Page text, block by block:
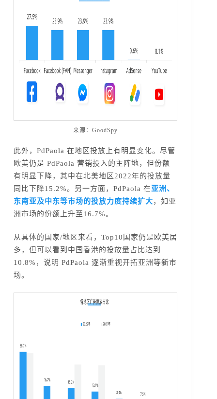
来源：GoodSpy
此外，PdPaola 在地区投放上有明显变化。尽管
欧美仍是 PdPaola 营销投入的主阵地，但份额
有明显下降，其中在北美地区2022年的投放量
同比下降15.2%。另一方面，PdPaola 在亚洲、
东南亚及中东等市场的投放力度持续扩大，如亚
洲市场的份额上升至16.7%。
从具体的国家/地区来看，Top10国家仍是欧美居
多，但可以看到中国香港的投放量占比达到
10.8%，说明 PdPaola 逐渐重视开拓亚洲等新市
场。